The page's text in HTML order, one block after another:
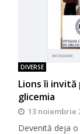
DIVERSE
Lions îi
glicemia
13 noiembrie
Devenită deja